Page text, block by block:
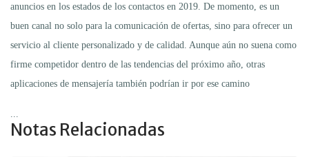
anuncios en los estados de los contactos en 2019. De momento, es un
buen canal no solo para la comunicación de ofertas, sino para ofrecer un
servicio al cliente personalizado y de calidad. Aunque aún no suena como
firme competidor dentro de las tendencias del próximo año, otras
aplicaciones de mensajería también podrían ir por ese camino
Notas Relacionadas